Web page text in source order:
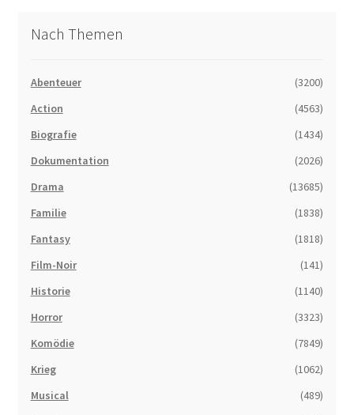
Nach Themen
Abenteuer
(3200)
Action
(4563)
Biografie
(1434)
Dokumentation
(2026)
Drama
(13685)
Familie
(1838)
Fantasy
(1818)
Film-Noir
(141)
Historie
(1140)
Horror
(3323)
Komödie
(7849)
Krieg
(1062)
Musical
(489)